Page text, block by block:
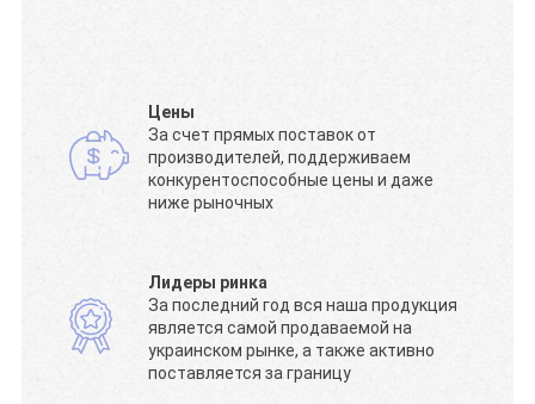
Цены
За счет прямых поставок от
производителей, поддерживаем
конкурентоспособные цены и даже
ниже рыночных
Лидеры ринка
За последний год вся наша продукция
является самой продаваемой на
украинском рынке, а также активно
поставляется за границу